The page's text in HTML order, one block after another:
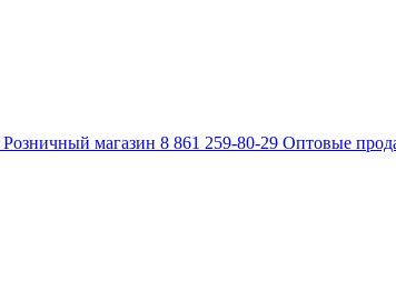
Розничный магазин 8 861 259-80-29 Оптовые